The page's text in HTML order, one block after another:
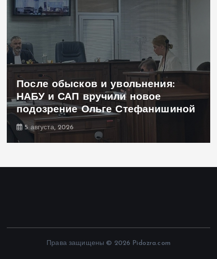
почему Трамп должен немедленно
заняться переговорами, — NYT
5 августа, 2026
Права защищены © 2026 Pidozra.com